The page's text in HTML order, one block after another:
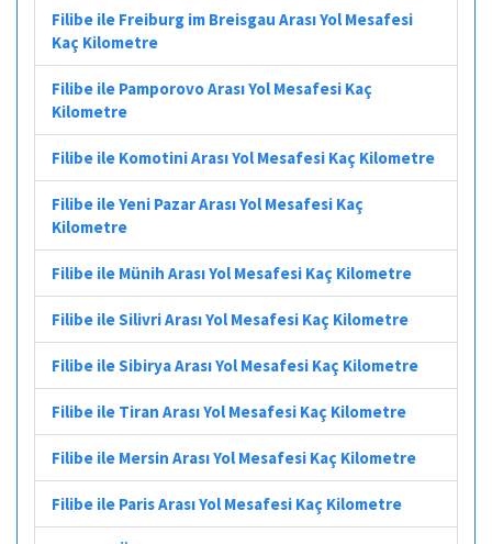
Filibe ile Freiburg im Breisgau Arası Yol Mesafesi
Kaç Kilometre
Filibe ile Pamporovo Arası Yol Mesafesi Kaç
Kilometre
Filibe ile Komotini Arası Yol Mesafesi Kaç Kilometre
Filibe ile Yeni Pazar Arası Yol Mesafesi Kaç
Kilometre
Filibe ile Münih Arası Yol Mesafesi Kaç Kilometre
Filibe ile Silivri Arası Yol Mesafesi Kaç Kilometre
Filibe ile Sibirya Arası Yol Mesafesi Kaç Kilometre
Filibe ile Tiran Arası Yol Mesafesi Kaç Kilometre
Filibe ile Mersin Arası Yol Mesafesi Kaç Kilometre
Filibe ile Paris Arası Yol Mesafesi Kaç Kilometre